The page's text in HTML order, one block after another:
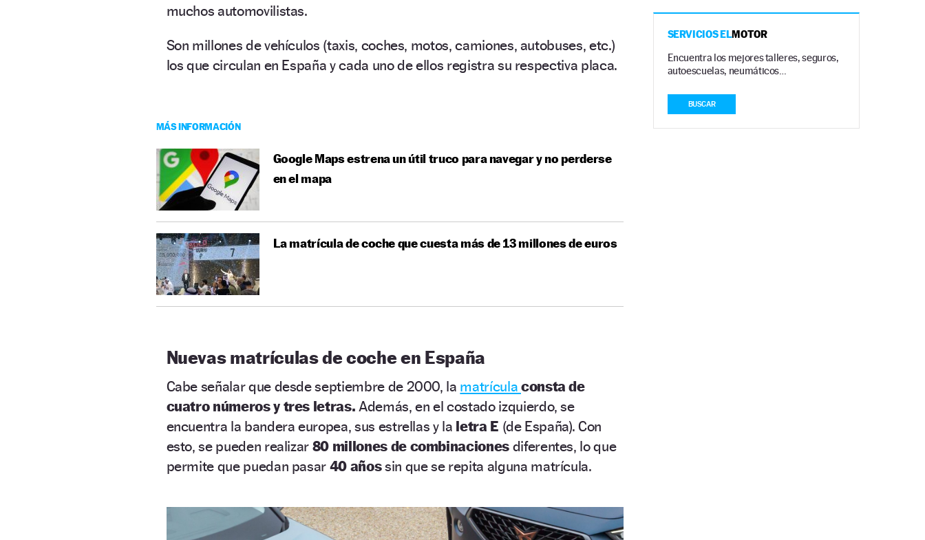
muchos automovilistas.
Son millones de vehículos (taxis, coches, motos, camiones, autobuses, etc.)
los que circulan en España y cada uno de ellos registra su respectiva placa.
MÁS INFORMACIÓN
Google Maps estrena un útil truco para navegar y no perderse
en el mapa
La matrícula de coche que cuesta más de 13 millones de euros
Nuevas matrículas de coche en España
Cabe señalar que desde septiembre de 2000, la matrícula consta de
cuatro números y tres letras. Además, en el costado izquierdo, se
encuentra la bandera europea, sus estrellas y la letra E (de España). Con
esto, se pueden realizar 80 millones de combinacionesdiferentes, lo que
permite que puedan pasar 40 añossin que se repita alguna matrícula.
SERVICIOS ELMOTOR
Encuentra los mejores talleres, seguros,
autoescuelas, neumáticos…
BUSCAR